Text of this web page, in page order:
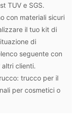
TUV e SGS.
con materiali sicuri
il tuo kit di
di
seguente con
clienti.
trucco per il
per cosmetici o